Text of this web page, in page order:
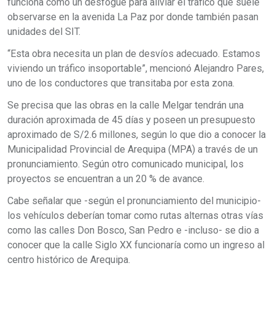
funciona como un desfogue para aliviar el tráfico que suele
observarse en la avenida La Paz por donde también pasan
unidades del SIT.
“Esta obra necesita un plan de desvíos adecuado. Estamos
viviendo un tráfico insoportable”, mencionó Alejandro Pares,
uno de los conductores que transitaba por esta zona.
Se precisa que las obras en la calle Melgar tendrán una
duración aproximada de 45 días y poseen un presupuesto
aproximado de S/2.6 millones, según lo que dio a conocer la
Municipalidad Provincial de Arequipa (MPA) a través de un
pronunciamiento. Según otro comunicado municipal, los
proyectos se encuentran a un 20 % de avance.
Cabe señalar que -según el pronunciamiento del municipio-
los vehículos deberían tomar como rutas alternas otras vías
como las calles Don Bosco, San Pedro e -incluso- se dio a
conocer que la calle Siglo XX funcionaría como un ingreso al
centro histórico de Arequipa.